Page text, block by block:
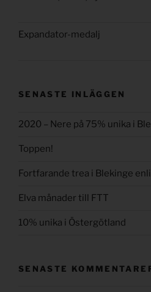
Expandator-medalj
SENASTE INLÄGGEN
2020 – Nere på 75% unika i
Toppen!
Fortfarande trea i Blekinge
Elva månader till FTT
10% unika i Östergötland
SENASTE